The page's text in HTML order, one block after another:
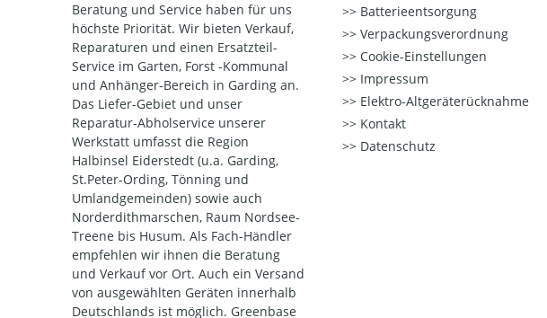
Beratung und Service haben für uns
höchste Priorität. Wir bieten Verkauf,
Reparaturen und einen Ersatzteil-
Service im Garten, Forst -Kommunal
und Anhänger-Bereich in Garding an.
Das Liefer-Gebiet und unser
Reparatur-Abholservice unserer
Werkstatt umfasst die Region
Halbinsel Eiderstedt (u.a. Garding,
St.Peter-Ording, Tönning und
Umlandgemeinden) sowie auch
Norderdithmarschen, Raum Nordsee-
Treene bis Husum. Als Fach-Händler
empfehlen wir ihnen die Beratung
und Verkauf vor Ort. Auch ein Versand
von ausgewählten Geräten innerhalb
Deutschlands ist möglich. Greenbase
Batterieentsorgung
Verpackungsverordnung
Cookie-Einstellungen
Impressum
Elektro-Altgeräterücknahme
Kontakt
Datenschutz